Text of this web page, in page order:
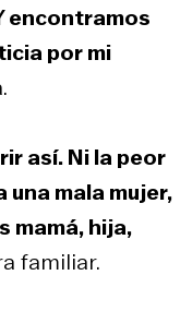
encontramos
por mi
así. Ni la peor
una mala mujer,
mamá, hija,
familiar.